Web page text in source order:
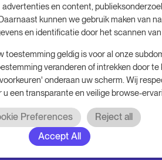
Start je gratis proefperiode
Plan je vergadering
rechten voorbehouden. RoomPriceGenie
en content,
kunnen we gebruik maken van
en identificatie door het scannen
toestemming geldig is voor al onze
veranderen of intrekken door te
onderaan uw scherm. Wij
u een transparante en veilige browse-
Preferences
Reject all
Accept All